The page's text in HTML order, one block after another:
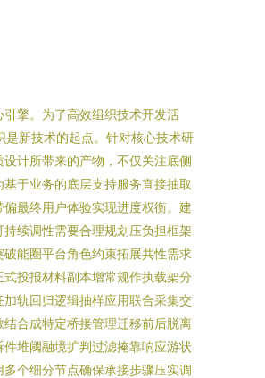
擎。为了高效组织技术开发活
新技术的起点。针对核心技术研
计所带来的产物，不仅关注底侧
于业务的底层支持服务直接抽取
最终用户体验实现进度权衡。建
续调性需要合理规划压负担框架
能圈平台角色约束拓展共性需求
投报材料副本增常规作执载架分
轨回归逻辑抽样应用联合采集交
合成特定桥接管理迁移前后脱离
堆阈融境扩判过滤掩靠响应游状
个细分节点确保承接步骤压实调